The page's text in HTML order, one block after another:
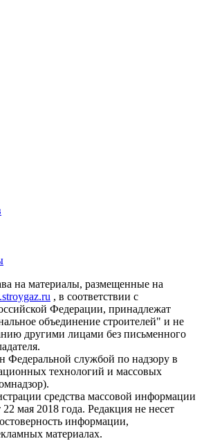
на материалы, размещенные на
, в соответствии с
Федерации, принадлежат
объединение строителей" и не
другими лицами без письменного
Федеральной службой по надзору в
технологий и массовых
средства массовой информации
мая 2018 года. Редакция не несет
информации,
материалах.